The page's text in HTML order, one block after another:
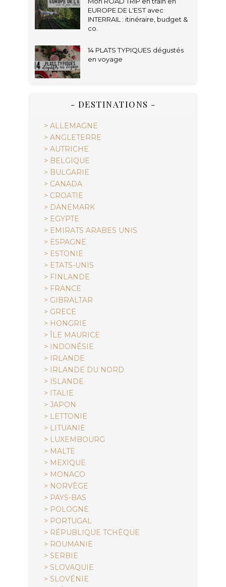
EUROPE DE L'EST avec
INTERRAIL : itinéraire, budget &
co.
14 PLATS TYPIQUES dégustés
en voyage
- DESTINATIONS -
> ALLEMAGNE
> ANGLETERRE
> AUTRICHE
> BELGIQUE
> BULGARIE
> CANADA
> CROATIE
> DANEMARK
> EGYPTE
> EMIRATS ARABES UNIS
> ESPAGNE
> ESTONIE
> ETATS-UNIS
> FINLANDE
> FRANCE
> GIBRALTAR
> GRECE
> HONGRIE
> ÎLE MAURICE
> INDONÉSIE
> IRLANDE
> IRLANDE DU NORD
> ISLANDE
> ITALIE
> JAPON
> LETTONIE
> LITUANIE
> LUXEMBOURG
> MALTE
> MEXIQUE
> MONACO
> NORVÈGE
> PAYS-BAS
> POLOGNE
> PORTUGAL
> RÉPUBLIQUE TCHÈQUE
> ROUMANIE
> SERBIE
> SLOVAQUIE
> SLOVÉNIE